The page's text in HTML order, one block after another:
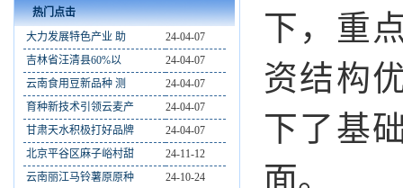
热门点击
大力发展特色产业 助
24-04-07
吉林省汪清县60%以
24-04-07
云南食用豆新品种 测
24-04-07
育种新技术引领云麦产
24-04-07
甘肃天水积极打好品牌
24-04-07
北京平谷区麻子峪村甜
24-11-12
云南丽江马铃薯原原种
24-10-24
下，重
资结构
下了基
面。